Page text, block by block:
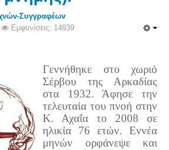
Συγγραφέων
Εμφανίσεις: 14939
Γεννήθηκε στο χωριό
Σέρβου της Αρκαδίας
στα 1932. Άφησε την
τελευταία του πνοή στην
Κ. Αχαΐα το 2008 σε
ηλικία 76 ετών. Εννέα
μηνών ορφάνεψε και